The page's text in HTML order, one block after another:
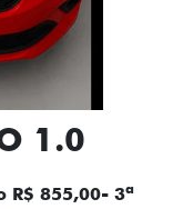
1.0
R$ 855,00- 3ª